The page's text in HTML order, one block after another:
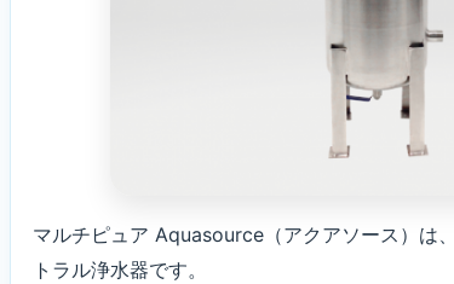
マルチピュア Aquasource（アクアソース）は
トラル浄水器です。